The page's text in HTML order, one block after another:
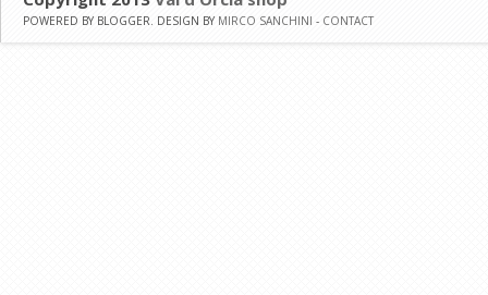
POWERED BY BLOGGER. DESIGN BY MIRCO SANCHINI - CONTACT